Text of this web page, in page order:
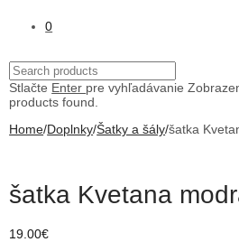
0
Stlačte Enter pre vyhľadávanie
products found.
Home/Doplnky/Šatky a šály/šatka
šatka Kvetana
19.00€